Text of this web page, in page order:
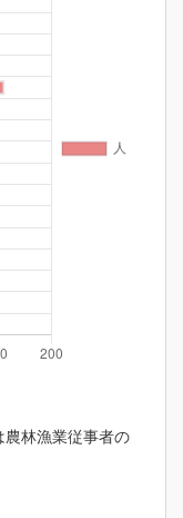
林漁業従事者の